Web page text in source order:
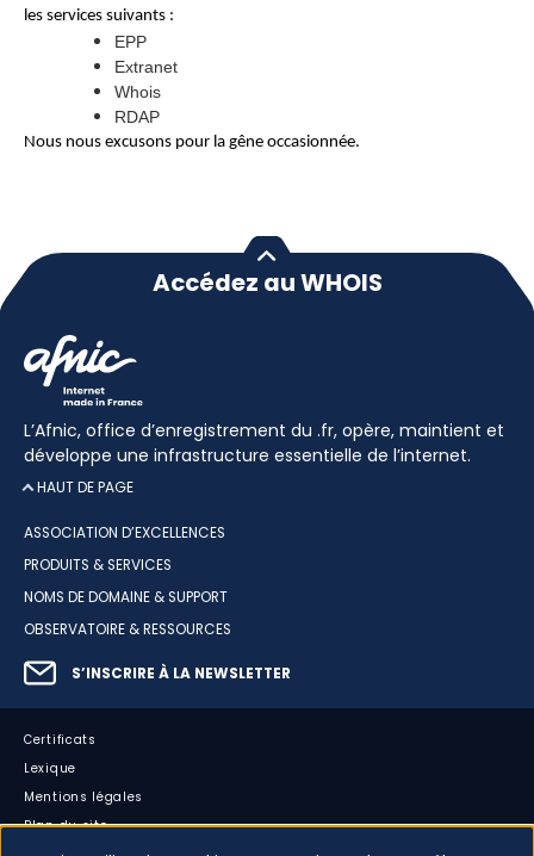
les services suivants :
EPP
Extranet
Whois
RDAP
Nous nous excusons pour la gêne occasionnée.
Accédez au WHOIS
L’Afnic, office d’enregistrement du .fr, opère, maintient et
développe une infrastructure essentielle de l’internet.
HAUT DE PAGE
ASSOCIATION D’EXCELLENCES
PRODUITS & SERVICES
NOMS DE DOMAINE & SUPPORT
OBSERVATOIRE & RESSOURCES
S’INSCRIRE À LA NEWSLETTER
Certificats
Lexique
Mentions légales
Plan du site